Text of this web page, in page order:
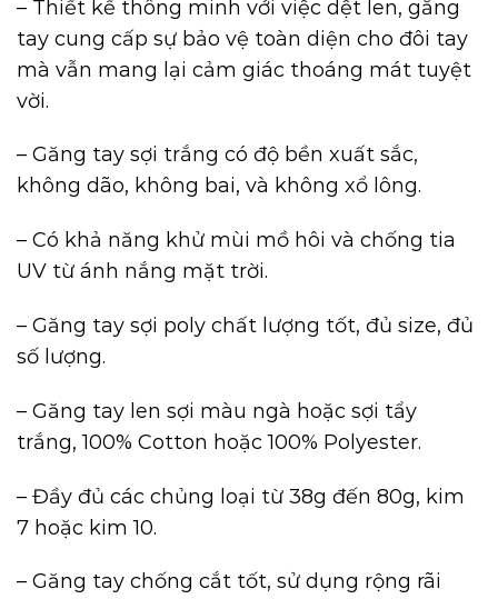
– Thiết kế thông minh với việc dệt len, găng
tay cung cấp sự bảo vệ toàn diện cho đôi tay
mà vẫn mang lại cảm giác thoáng mát tuyệt
vời.
– Găng tay sợi trắng có độ bền xuất sắc,
không dão, không bai, và không xổ lông.
– Có khả năng khử mùi mồ hôi và chống tia
UV từ ánh nắng mặt trời.
– Găng tay sợi poly chất lượng tốt, đủ size, đủ
số lượng.
– Găng tay len sợi màu ngà hoặc sợi tẩy
trắng, 100% Cotton hoặc 100% Polyester.
– Đầy đủ các chủng loại từ 38g đến 80g, kim
7 hoặc kim 10.
– Găng tay chống cắt tốt, sử dụng rộng rãi